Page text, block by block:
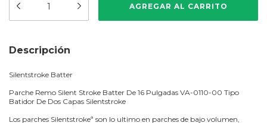
Descripción
Silentstroke Batter
Parche Remo Silent Stroke Batter De 16 Pulgadas VA-0110-00 Tipo
Batidor De Dos Capas Silentstroke
Los parches Silentstrokeª son lo ultimo en parches de bajo volumen,